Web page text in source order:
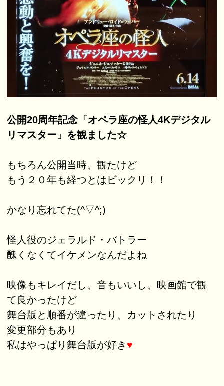
公開20周年記念「オペラ座の怪人4Kデジタル
リマスター」を観ました☆
もちろん公開当時、観たけど
もう２０年も経つとはビックリ！！
かなり忘れてた(^▽^;)
怪人役のジェラルド・バトラー
醜くなくてイケメンなんだよね
映像もキレイだし、音もいいし、映画館で観
て良かったけど
舞台版と順番が違ったり、カットされたり
変更部分もあり
私はやっぱり舞台版が好き ♥